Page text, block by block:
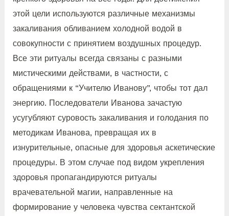
этой цели используются различные механизмы
закаливания обливанием холодной водой в
совокупности с принятием воздушных процедур.
Все эти ритуалы всегда связаны с разными
мистическими действами, в частности, с
обращениями к “Учителю Иванову”, чтобы тот дал
энергию. Последователи Иванова зачастую
усугубляют суровость закаливания и голодания по
методикам Иванова, превращая их в
изнурительные, опасные для здоровья аскетические
процедуры. В этом случае под видом укрепления
здоровья пропагандируются ритуалы
врачевательной магии, направленные на
формирование у человека чувства сектантской